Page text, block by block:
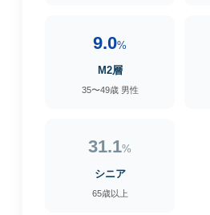
9.0%
M2層
35〜49歳 男性
31.1%
シニア
65歳以上